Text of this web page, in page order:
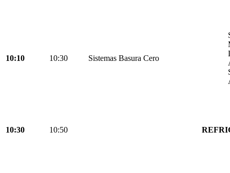
10:10 10:30 Sistemas Basura Cero
10:30 10:50